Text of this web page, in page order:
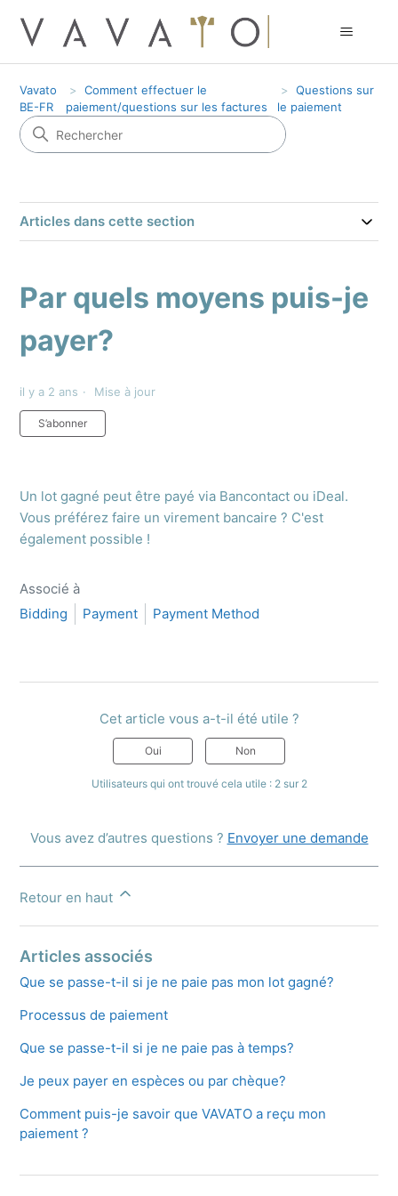
Vavato
BE-FR
Comment effectuer le
paiement/questions sur les factures
Questions sur
le paiement
Articles dans cette section
Par quels moyens puis-je
payer?
il y a 2 ans Mise à jour
S’abonner
Un lot gagné peut être payé via Bancontact ou iDeal.
Vous préférez faire un virement bancaire ? C'est
également possible !
Associé à
Bidding
Payment Payment Method
Cet article vous a-t-il été utile ?
Oui Non
Utilisateurs qui ont trouvé cela utile : 2 sur 2
Vous avez d’autres questions ? Envoyer une demande
Retour en haut
Articles associés
Que se passe-t-il si je ne paie pas mon lot gagné?
Processus de paiement
Que se passe-t-il si je ne paie pas à temps?
Je peux payer en espèces ou par chèque?
Comment puis-je savoir que VAVATO a reçu mon
paiement ?